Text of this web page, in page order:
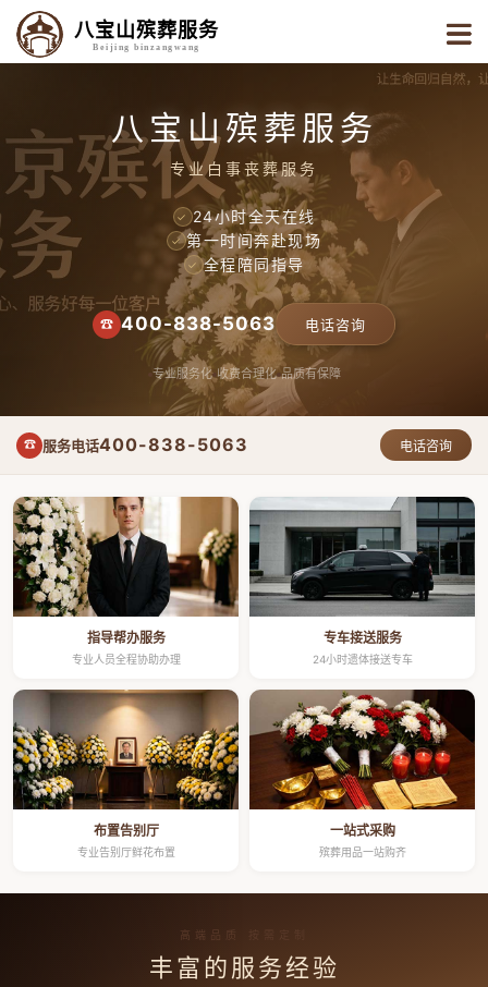
八宝山殡葬服务
Beijing binzangwang
八宝山殡葬服务
专业白事丧葬服务
✓ 24小时全天在线
✓ 第一时间奔赴现场
✓ 全程陪同指导
☎ 400-838-5063 电话咨询
专业服务化 收费合理化 品质有保障
☎ 服务电话400-838-5063 电话咨询
指导帮办服务
专业人员全程协助办理
专车接送服务
24小时遗体接送专车
布置告别厅
专业告别厅鲜花布置
一站式采购
殡葬用品一站购齐
高端品质 按需定制
丰富的服务经验